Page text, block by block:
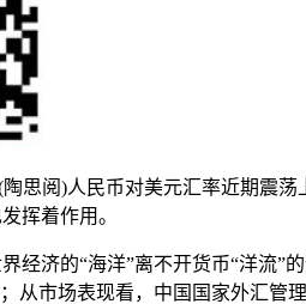
陶思阅)人民币对美元汇率近期震
挥着作用。
济的“海洋”离不开货币“洋流”
从市场表现看，中国国家外汇管